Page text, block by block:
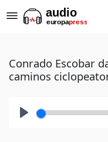
Conrado Escobar
caminos